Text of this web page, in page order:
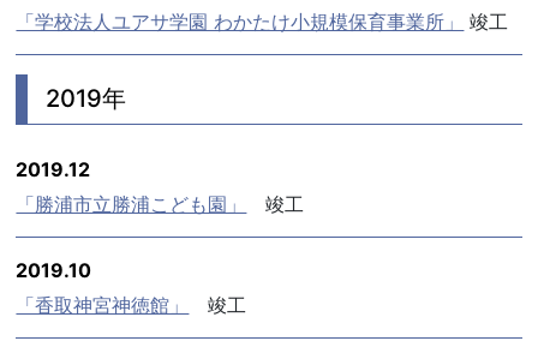
「学校法人ユアサ学園 わかたけ小規模保育事業所」
竣工
2019年
2019.12
「勝浦市立勝浦こども園」
竣工
2019.10
「香取神宮神徳館」
竣工